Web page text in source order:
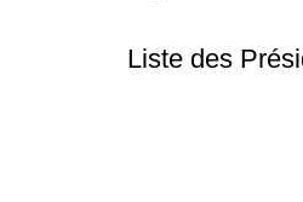
Liste des